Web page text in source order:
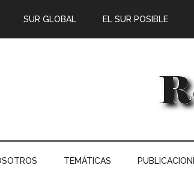
SUR GLOBAL EL SUR POSIBLE
TEMÁTICAS